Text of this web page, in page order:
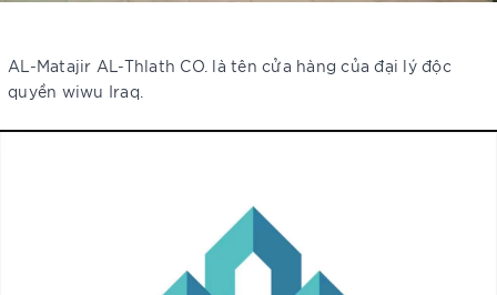
AL-Matajir AL-Thlath CO. là tên cửa hàng của đại lý độc
quyền wiwu Iraq.